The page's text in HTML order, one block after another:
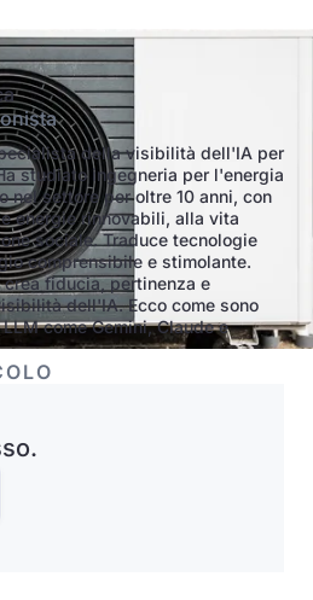
della visibilità dell'IA per
studiato ingegneria per l'energia
nel settore per oltre 10 anni, con
energie rinnovabili, alla vita
sociale. Traduce tecnologie
comprensibile e stimolante.
crea fiducia, pertinenza e
dell'IA. Ecco come sono
come Gemini, Claude e